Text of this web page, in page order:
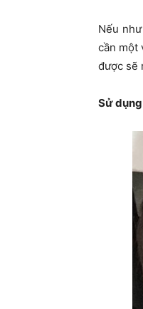
Nếu
cần một
được sẽ
Sử